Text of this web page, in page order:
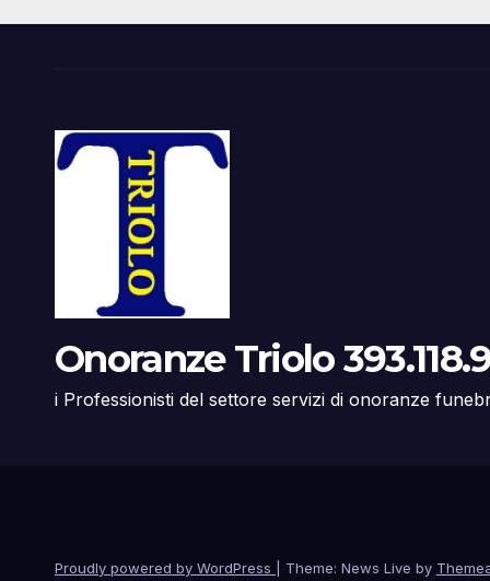
Onoranze Triolo
i Professionisti del settore servizi di onoranze
Proudly powered by WordPress Theme: News Live by